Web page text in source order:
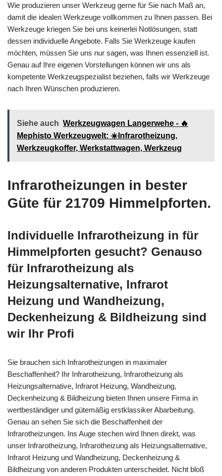
Wie produzieren unser Werkzeug gerne für Sie nach Maß an,
damit die idealen Werkzeuge vollkommen zu Ihnen passen. Bei
Werkzeuge kriegen Sie bei uns keinerlei Notlösungen, statt
dessen individuelle Angebote. Falls Sie Werkzeuge kaufen
möchten, müssen Sie uns nur sagen, was Ihnen essenziell ist.
Genau auf Ihre eigenen Vorstellungen können wir uns als
kompetente Werkzeugspezialist beziehen, falls wir Werkzeuge
nach Ihren Wünschen produzieren.
Siehe auch Werkzeugwagen Langerwehe - 🔥
Mephisto Werkzeugwelt: ☀️Infrarotheizung,
Werkzeugkoffer, Werkstattwagen, Werkzeug
Infrarotheizungen in bester
Güte für 21709 Himmelpforten.
Individuelle Infrarotheizung in für
Himmelpforten gesucht? Genauso
für Infrarotheizung als
Heizungsalternative, Infrarot
Heizung und Wandheizung,
Deckenheizung & Bildheizung sind
wir Ihr Profi
Sie brauchen sich Infrarotheizungen in maximaler
Beschaffenheit? Ihr Infrarotheizung, Infrarotheizung als
Heizungsalternative, Infrarot Heizung, Wandheizung,
Deckenheizung & Bildheizung bieten Ihnen unsere Firma in
wertbeständiger und gütemäßig erstklassiker Abarbeitung.
Genau an sehen Sie sich die Beschaffenheit der
Infrarotheizungen. Ins Auge stechen wird Ihnen direkt, was
unser Infrarotheizung, Infrarotheizung als Heizungsalternative,
Infrarot Heizung und Wandheizung, Deckenheizung &
Bildheizung von anderen Produkten unterscheidet. Nicht bloß